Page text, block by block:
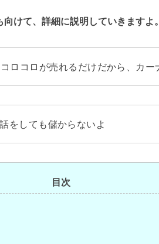
けて、詳細に説明していきますよ。
ロコロが売れるだけだから、カ
をしても儲からないよ
目次